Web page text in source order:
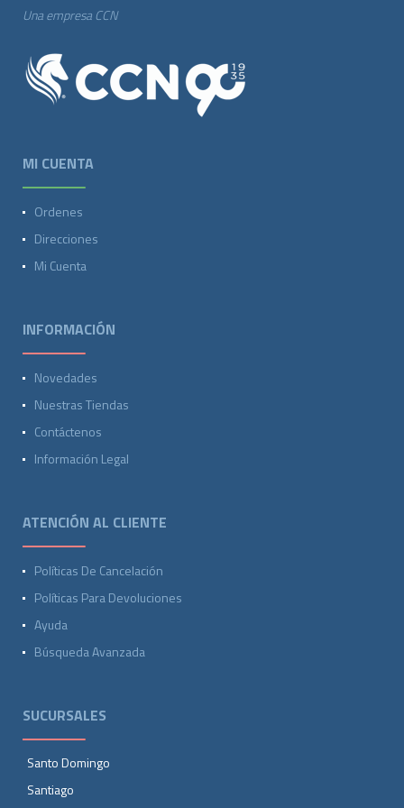
Una empresa CCN
MI CUENTA
Ordenes
Direcciones
Mi Cuenta
INFORMACIÓN
Novedades
Nuestras Tiendas
Contáctenos
Información Legal
ATENCIÓN AL CLIENTE
Políticas De Cancelación
Políticas Para Devoluciones
Ayuda
Búsqueda Avanzada
SUCURSALES
Santo Domingo
Santiago